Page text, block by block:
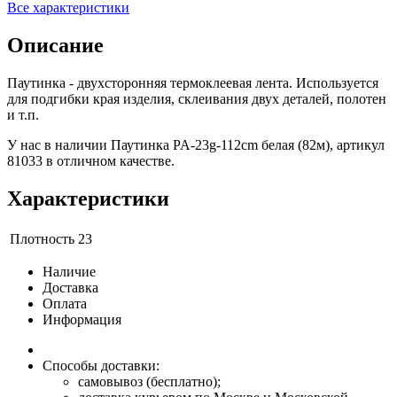
Все характеристики
Описание
Паутинка - двухсторонняя термоклеевая лента. Используется
для подгибки края изделия, склеивания двух деталей, полотен
и т.п.
У нас в наличии Паутинка PA-23g-112cm белая (82м), артикул
81033 в отличном качестве.
Характеристики
Плотность 23
Наличие
Доставка
Оплата
Информация
Способы доставки:
самовывоз (бесплатно);